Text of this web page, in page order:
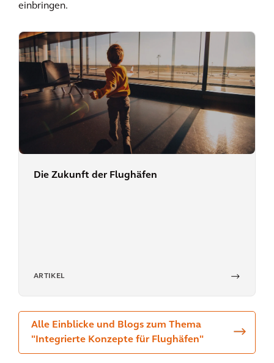
einbringen.
Die Zukunft der Flughäfen
ARTIKEL
Alle Einblicke und Blogs zum Thema
"Integrierte Konzepte für Flughäfen"